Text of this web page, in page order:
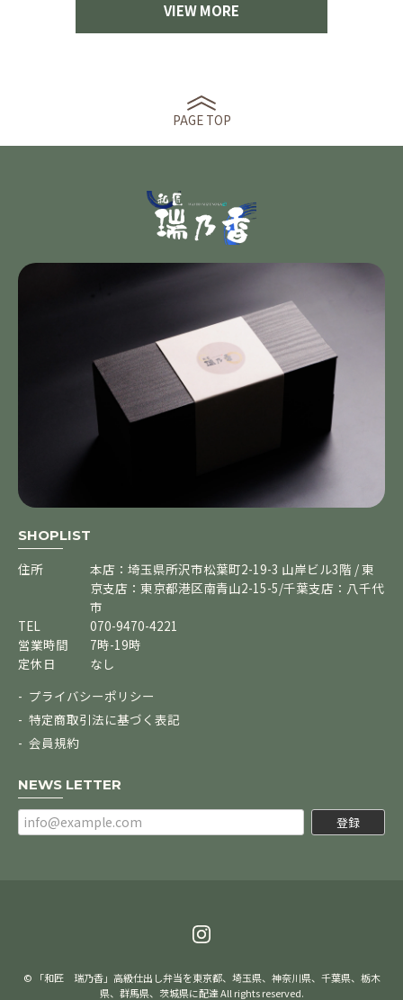
VIEW MORE
PAGE TOP
SHOPLIST
住所
本店：埼玉県所沢市松葉町2-19-3 山岸ビル3階 / 東
京支店：東京都港区南青山2-15-5/千葉支店：八千代
市
TEL
070-9470-4221
営業時間
7時-19時
定休日
なし
プライバシーポリシー
特定商取引法に基づく表記
会員規約
NEWS LETTER
登録
© 「和匠 瑞乃香」高級仕出し弁当を東京都、埼玉県、神奈川県、千葉県、栃木
県、群馬県、茨城県に配達 All rights reserved.